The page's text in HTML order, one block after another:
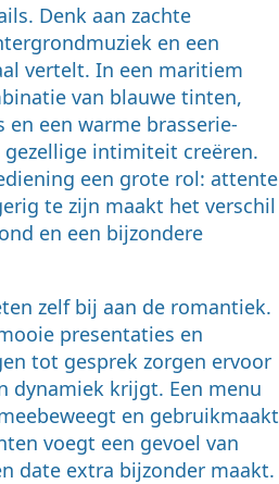
Denk aan zachte
en een
vertelt. In een maritiem
van blauwe tinten,
een warme brasserie-
intimiteit creëren.
een grote rol: attente
te zijn maakt het verschil
en een bijzondere
zelf bij aan de romantiek.
presentaties en
tot gesprek zorgen ervoor
dynamiek krijgt. Een menu
en gebruikmaakt
voegt een gevoel van
date extra bijzonder maakt.